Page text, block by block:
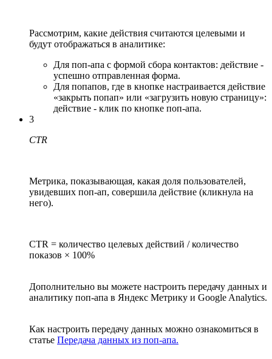
Рассмотрим, какие действия считаются целевыми и
будут отображаться в аналитике:
Для поп-апа с формой сбора контактов: действие -
успешно отправленная форма.
Для попапов, где в кнопке настраивается действие
«закрыть попап» или «загрузить новую страницу»:
действие - клик по кнопке поп-апа.
3
CTR
Метрика, показывающая, какая доля пользователей,
увидевших поп-ап, совершила действие (кликнула на
него).
CTR = количество целевых действий / количество
показов × 100%
Дополнительно вы можете настроить передачу данных и
аналитику поп-апа в Яндекс Метрику и Google Analytics.
Как настроить передачу данных можно ознакомиться в
статье Передача данных из поп-апа.